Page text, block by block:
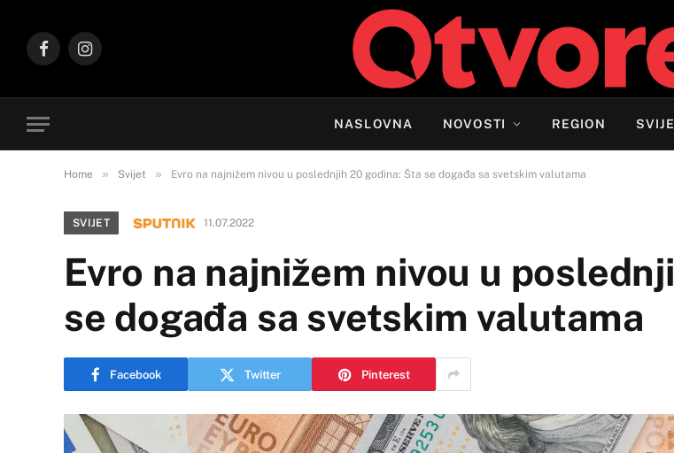
FacebookInstagram
NASLOVNA NOVOSTI REGION
Home » Svijet » Evro na najnižem nivou u poslednjih 20 godina: Šta se događa sa svetskim valutama
SVIJET 11.07.2022
Evro na najnižem nivou u
se događa sa svetskim valutama
Facebook Twitter Pinterest